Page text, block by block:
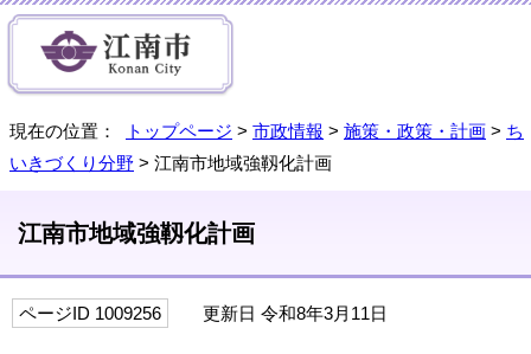
現在の位置： トップページ > 市政情報 > 施策・政策・計画 > ち
いきづくり分野 > 江南市地域強靱化計画
江南市地域強靱化計画
ページID 1009256 更新日 令和8年3月11日